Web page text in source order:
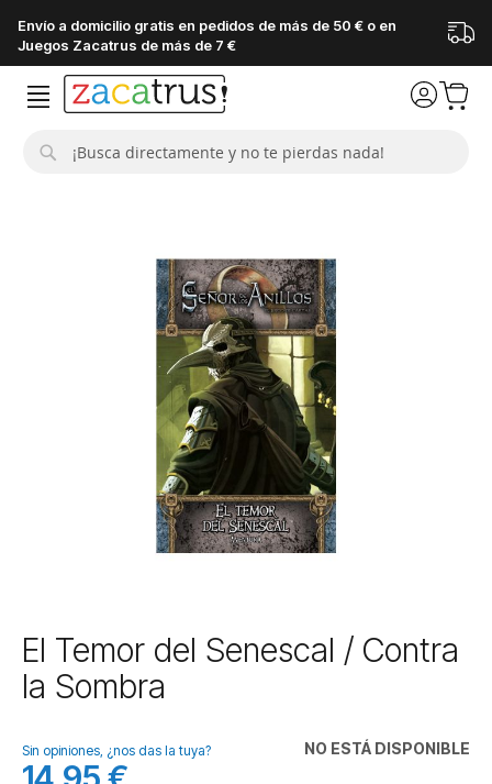
Envío a domicilio gratis en pedidos de más de 50 € o en
Juegos Zacatrus de más de 7 €
Saltar
al
comienzo
galería
de
El Temor del Senescal / Contra
la Sombra
NO ESTÁ DISPONIBLE
Sin opiniones, ¿nos das la tuya?